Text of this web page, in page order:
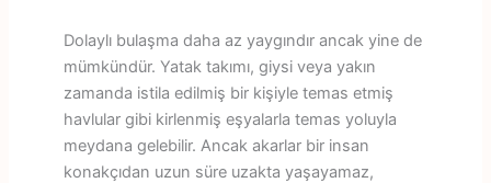
Dolaylı bulaşma daha az yaygındır ancak yine de
mümkündür. Yatak takımı, giysi veya yakın
zamanda istila edilmiş bir kişiyle temas etmiş
havlular gibi kirlenmiş eşyalarla temas yoluyla
meydana gelebilir. Ancak akarlar bir insan
konakçıdan uzun süre uzakta yaşayamaz,